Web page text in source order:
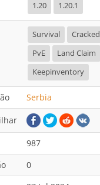
1.20 1.20.1
Survival Cracked
PvE
Land Claim
Keepinventory
Serbia
987
0